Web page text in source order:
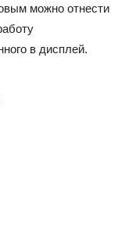
можно отнести
в дисплей.